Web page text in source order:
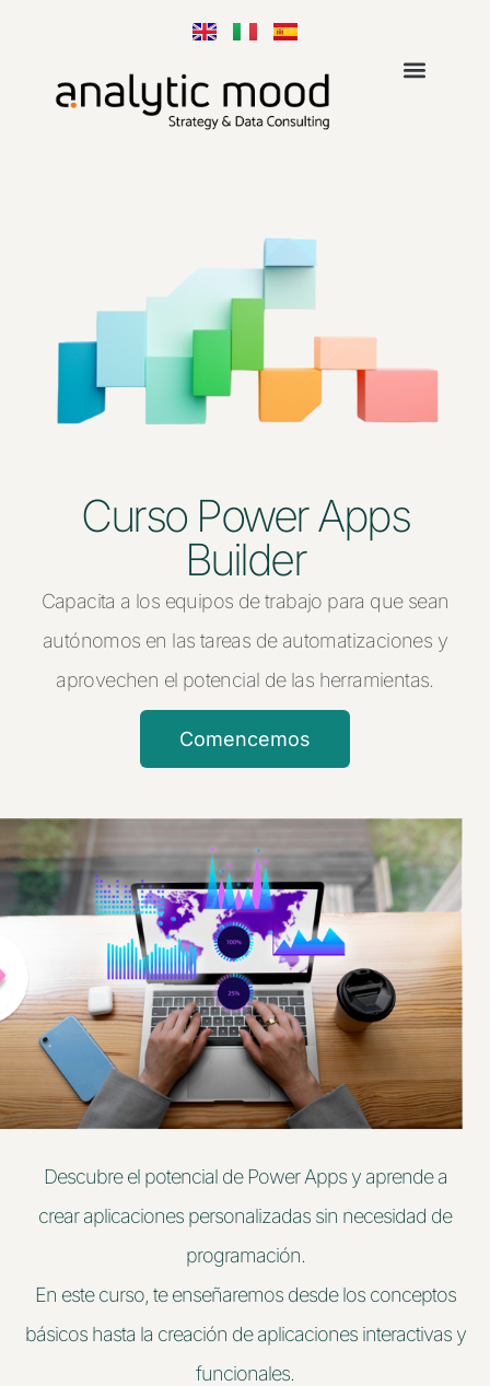
Curso Power Apps
Builder
Capacita a los equipos de trabajo para que sean
autónomos en las tareas de automatizaciones y
aprovechen el potencial de las herramientas.
Comencemos
Descubre el potencial de Power Apps y aprende a
crear aplicaciones personalizadas sin necesidad de
programación.
En este curso, te enseñaremos desde los conceptos
básicos hasta la creación de aplicaciones interactivas y
funcionales.